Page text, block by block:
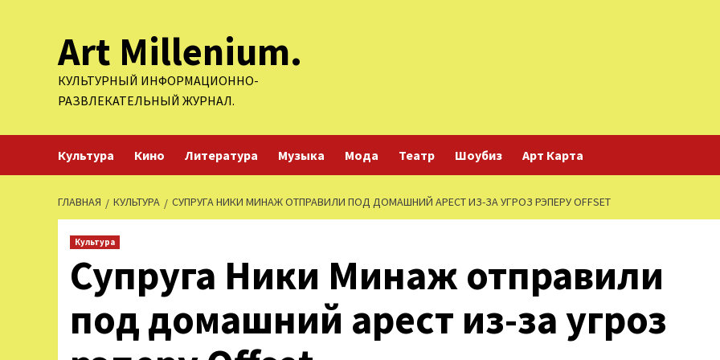
содержимомуArt Millenium.
КУЛЬТУРНЫЙ ИНФОРМАЦИОННО-
РАЗВЛЕКАТЕЛЬНЫЙ ЖУРНАЛ.
Культура Кино Литература Музыка Мода Театр Шоубиз Арт Карта
ГЛАВНАЯ КУЛЬТУРА СУПРУГА НИКИ МИНАЖ ОТПРАВИЛИ ПОД ДОМАШНИЙ АРЕСТ ИЗ-ЗА УГРОЗ РЭПЕРУ OFFSET
Культура
Супруга Ники Минаж отправили
под домашний арест из-за угроз